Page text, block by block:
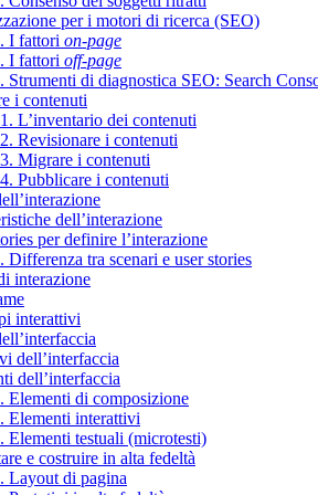
per i motori di ricerca (SEO)
I fattori on-page
I fattori off-page
Strumenti di diagnostica SEO: Search
i contenuti
L’inventario dei contenuti
Revisionare i contenuti
Migrare i contenuti
Pubblicare i contenuti
dell’interazione
per definire l’interazione
Differenza tra scenari e user stories
interazione
interattivi
dell’interfaccia
dell’interfaccia
Elementi di composizione
Elementi interattivi
Elementi testuali (microtesti)
e costruire in alta fedeltà
Layout di pagina